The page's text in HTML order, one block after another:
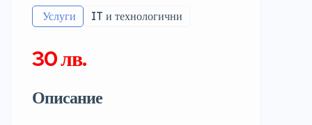
️ Услуги IT и технологични
30 лв.
Описание